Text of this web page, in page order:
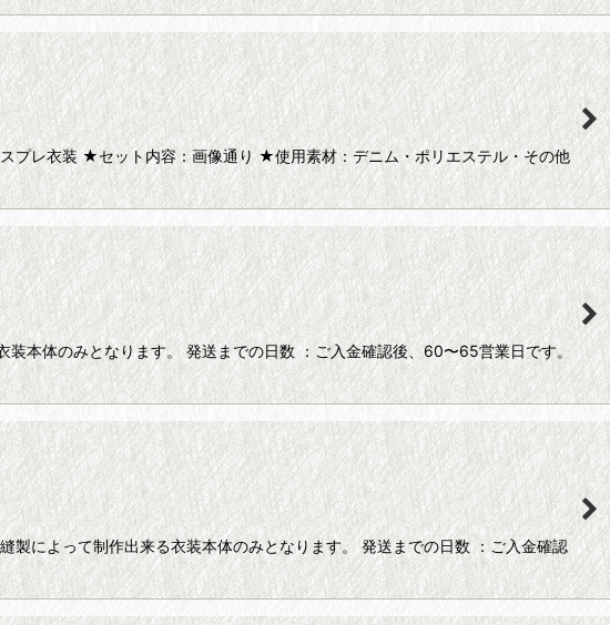
レ衣装 ★セット内容：画像通り ★使用素材：デニム・ポリエステル・その他
本体のみとなります。 発送までの日数 ：ご入金確認後、60〜65営業日です。
によって制作出来る衣装本体のみとなります。 発送までの日数 ：ご入金確認